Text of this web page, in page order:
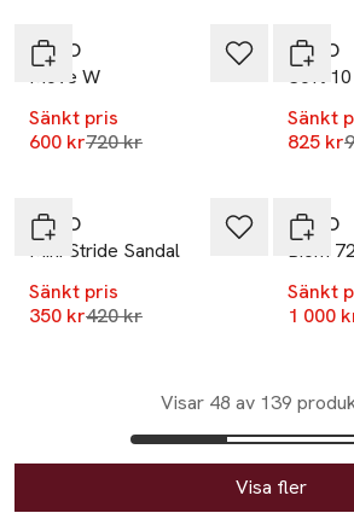
ECCO
Move W
Sänkt pris
600 krLägsta pris 30 dagar
720 kr
ECCO
Soft
Sänkt
825 kr
ECCO
Mini Stride Sandal
Sänkt pris
350 krLägsta pris 30 dagar
420 kr
ECCO
Biom
Sänkt
1 000
Visar 48 av 139
Visa fler